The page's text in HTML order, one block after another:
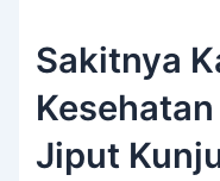
Sakitnya
Jiput